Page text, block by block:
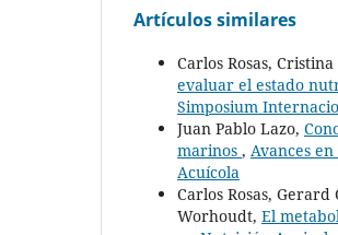
Artículos similares
Carlos Rosas,
evaluar el estado
Simposium
Juan Pablo Lazo,
marinos , Avances
Acuícola
Carlos Rosas,
Worhoudt, El